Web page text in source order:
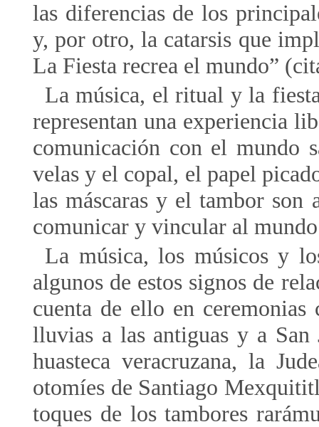
las diferencias de los
y, por otro, la catarsis que
La Fiesta recrea el mundo”
La música, el ritual y la
representan una experiencia
comunicación con el mundo
velas y el copal, el papel
las máscaras y el tambor son
comunicar y vincular al
La música, los músicos y
algunos de estos signos de
cuenta de ello en
lluvias a las antiguas y a
huasteca veracruzana, la
otomíes de Santiago
toques de los tambores